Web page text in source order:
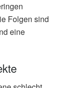
Folgen sind
eine